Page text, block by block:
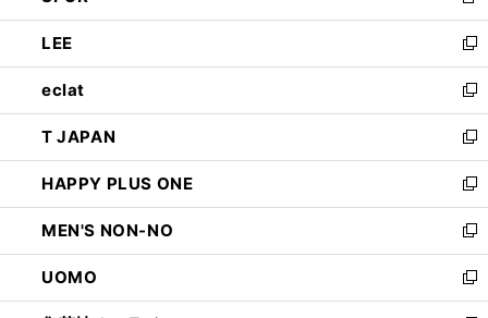
開
く
ウ
で
開
く
ン
ド
ウ
で
開
く
ウ
ィ
ン
ド
ウ
で
開
く
し
い
ウ
ィ
ン
ド
ウ
で
開
く
LEE
新
し
い
ウ
ィ
ン
ド
ウ
で
開
く
eclat
新
し
い
ウ
ィ
ン
ド
ウ
で
開
T JAPAN
新
し
い
ウ
ィ
ン
ド
ウ
HAPPY PLUS ONE
新
し
い
ウ
ィ
ン
MEN'S NON-NO
新
し
い
ウ
UOMO
新
し